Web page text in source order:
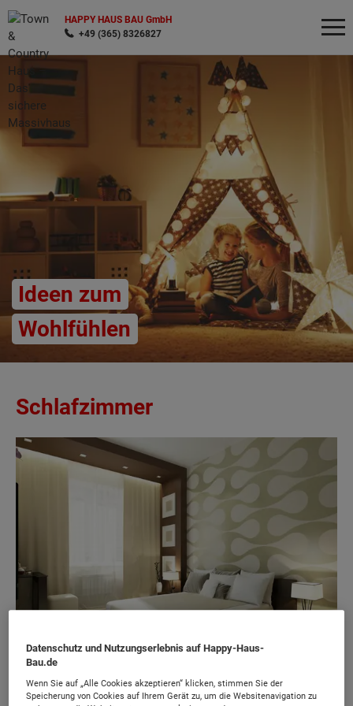
HAPPY HAUS BAU GmbH
+49 (365) 8326827
Ideen zum
Wohlfühlen
Schlafzimmer
Wonach möchten Sie suchen?
Datenschutz und Nutzungserlebnis auf Happy-Haus-
Bau.de
Wenn Sie auf „Alle Cookies akzeptieren“ klicken, stimmen Sie der
Speicherung von Cookies auf Ihrem Gerät zu, um die Websitenavigation zu